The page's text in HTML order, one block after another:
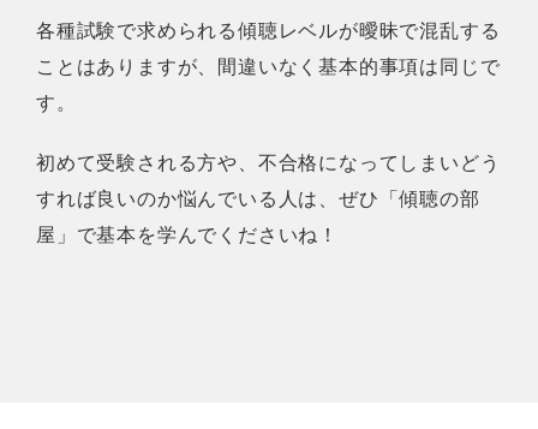
各種試験で求められる傾聴レベルが曖昧で混乱する
ことはありますが、間違いなく基本的事項は同じで
す。
初めて受験される方や、不合格になってしまいどう
すれば良いのか悩んでいる人は、ぜひ「傾聴の部
屋」で基本を学んでくださいね！